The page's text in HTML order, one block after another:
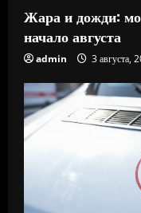
Жара и дожди:
начало августа
admin 3 августа,